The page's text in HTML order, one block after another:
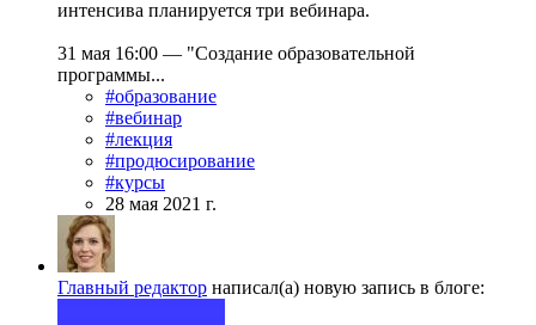
интенсива планируется три вебинара.
31 мая 16:00 — "Создание образовательной
программы...
#образование
#вебинар
#лекция
#продюсирование
#курсы
28 мая 2021 г.
Главный редактор написал(а) новую запись в блоге: